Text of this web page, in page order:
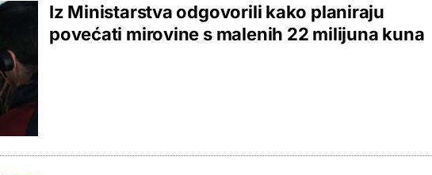
Iz Ministarstva odgovorili kako planiraju
povećati mirovine s malenih 22 milijuna kuna